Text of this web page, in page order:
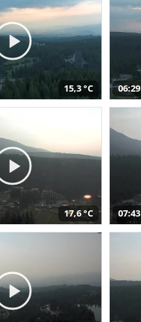
15,3 °C 06:29
17,6 °C 07:43